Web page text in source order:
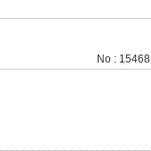
No : 15468